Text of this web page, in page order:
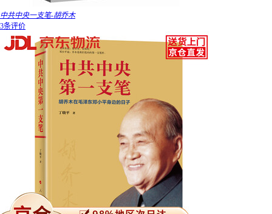
中共中央一支笔-胡乔木
3条评价